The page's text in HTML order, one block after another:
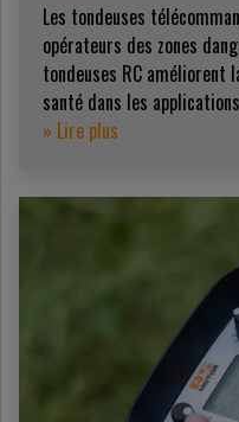
Les tondeuses
opérateurs des zones
tondeuses RC
santé dans les
» Lire plus